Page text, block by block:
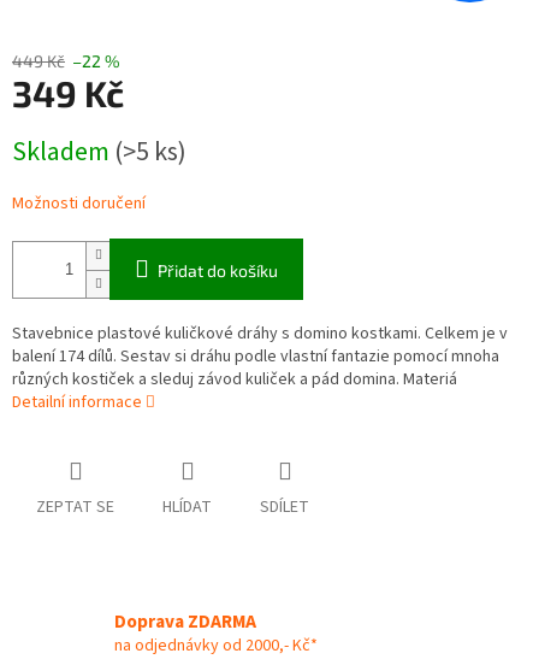
449 Kč –22 %
349 Kč
cena:
Skladem (>5 ks)
Možnosti doručení
Přidat do košíku
Stavebnice plastové kuličkové dráhy s domino kostkami. Celkem je v
balení 174 dílů. Sestav si dráhu podle vlastní fantazie pomocí mnoha
různých kostiček a sleduj závod kuliček a pád domina. Materiá
Detailní informace
ZEPTAT SE HLÍDAT SDÍLET
Doprava ZDARMA
na odjednávky od 2000,- Kč*